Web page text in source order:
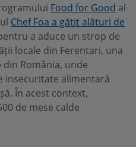
Food for Good al
Chef Foa a gătit alături de
a aduce un strop de
locale din Ferentari, una
România, unde
insecuritate alimentară
În acest context,
de mese calde